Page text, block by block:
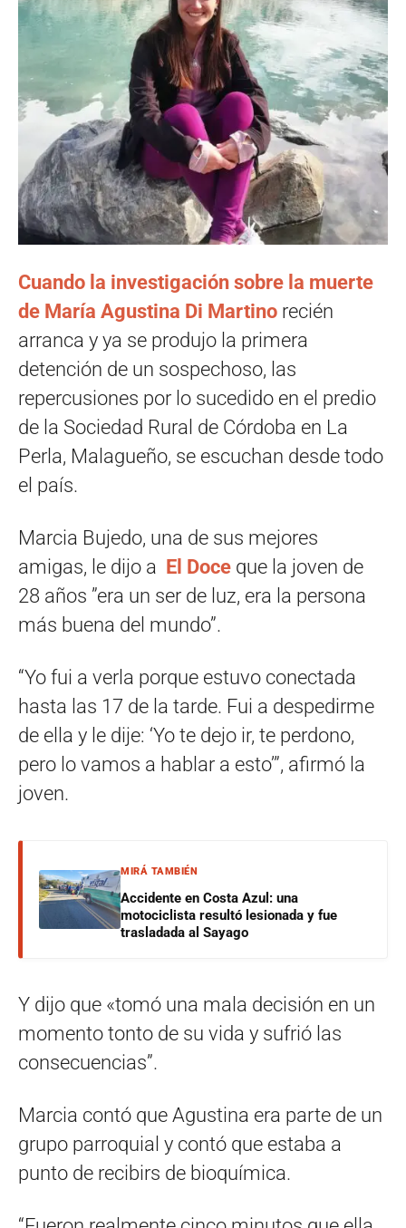
Cuando la investigación sobre la muerte
de María Agustina Di Martino recién
arranca y ya se produjo la primera
detención de un sospechoso, las
repercusiones por lo sucedido en el predio
de la Sociedad Rural de Córdoba en La
Perla, Malagueño, se escuchan desde todo
el país.
Marcia Bujedo, una de sus mejores
amigas, le dijo a El Doce que la joven de
28 años ”era un ser de luz, era la persona
más buena del mundo”.
“Yo fui a verla porque estuvo conectada
hasta las 17 de la tarde. Fui a despedirme
de ella y le dije: ‘Yo te dejo ir, te perdono,
pero lo vamos a hablar a esto’”, afirmó la
joven.
MIRÁ TAMBIÉN
Accidente en Costa Azul: una
motociclista resultó lesionada y fue
trasladada al Sayago
Y dijo que «tomó una mala decisión en un
momento tonto de su vida y sufrió las
consecuencias”.
Marcia contó que Agustina era parte de un
grupo parroquial y contó que estaba a
punto de recibirs de bioquímica.